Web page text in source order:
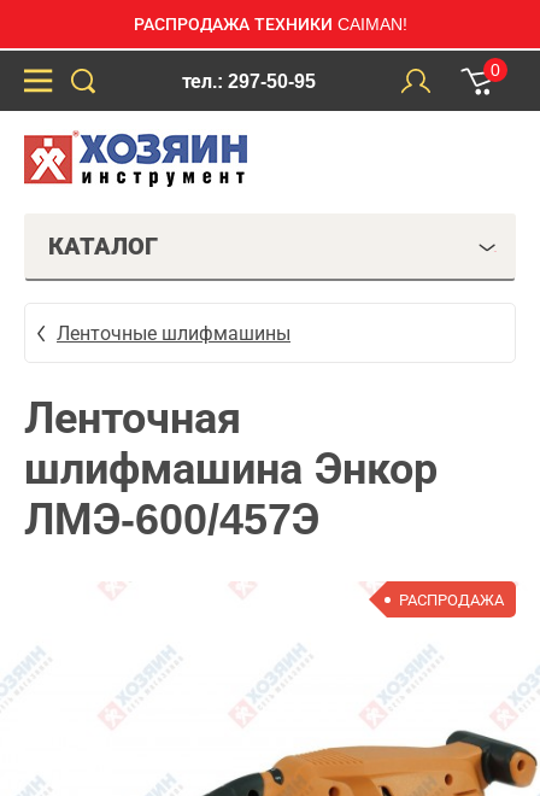
РАСПРОДАЖА ТЕХНИКИ CAIMAN!
тел.: 297-50-95
0
КАТАЛОГ
Ленточные шлифмашины
Ленточная
шлифмашина Энкор
ЛМЭ-600/457Э
РАСПРОДАЖА